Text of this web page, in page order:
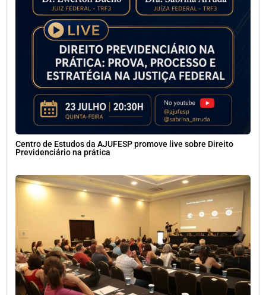
Centro de Estudos da AJUFESP promove live sobre Direito
Previdenciário na prática